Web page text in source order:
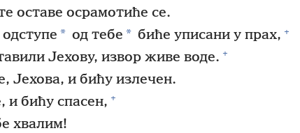
оставе осрамотиће се.
* од тебе * биће уписани у прах, +
Јехову, извор живе воде. +
Јехова, и бићу излечен.
и бићу спасен, +
хвалим!